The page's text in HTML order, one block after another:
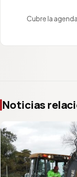
Cubre la
Noticias